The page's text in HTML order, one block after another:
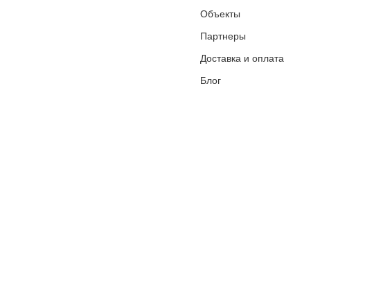
Объекты
Партнеры
Доставка и оплата
Блог